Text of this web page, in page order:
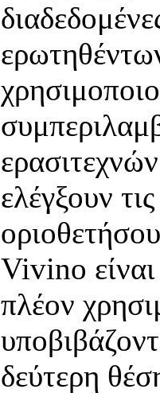
ελέγξουν
Vivino
πλέον
δεύτερη